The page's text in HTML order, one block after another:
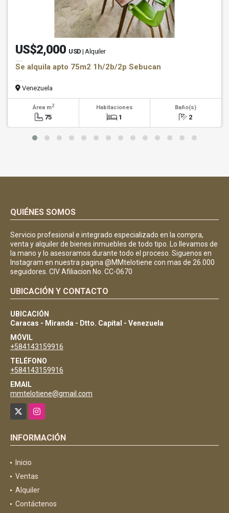
US$2,000 USD | Alquiler
Se alquila apto 75m2 1h/2b/2p Sebucan
Venezuela
Área m2
75
Habitaciones
1
Baño(s)
2
QUIÉNES SOMOS
Servicio profesional e integrado especializado en la compra,
venta y alquiler de bienes inmuebles de todo tipo. Lo llevamos de
la mano y lo asesoramos durante todo el proceso. Siguenos en
Instagram en nuestra pagina @MMtelotiene con mas de 26.000
seguidores. CIV Afiliacion No. CC-0670
UBICACIÓN Y CONTACTO
UBICACIÓN
Caracas - Miranda - Dtto. Capital - Venezuela
MÓVIL
+584143159916
TELÉFONO
+584143159916
EMAIL
mmtelotiene@gmail.com
Instagram
INFORMACIÓN
Inicio
Ventas
Alquiler
Contáctenos